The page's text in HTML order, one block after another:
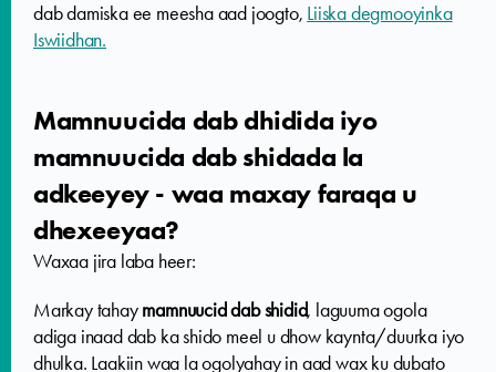
dab damiska ee meesha aad joogto, Liiska degmooyinka
Iswiidhan.
Mamnuucida dab dhidida iyo
mamnuucida dab shidada la
adkeeyey - waa maxay faraqa u
dhexeeyaa?
Waxaa jira laba heer:
Markay tahaymamnuucid dab shidid, laguuma ogola
adiga inaad dab ka shido meel u dhow kaynta/duurka iyo
dhulka. Laakiin waa la ogolyahay in aad wax ku dubato